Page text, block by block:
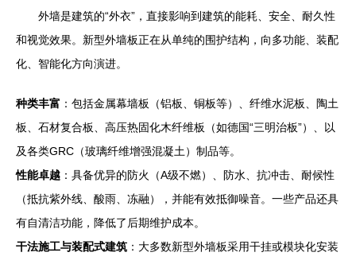
外墙是建筑的“外衣”，直接影响到建筑的能耗、安全、耐久性
和视觉效果。新型外墙板正在从单纯的围护结构，向多功能、装配
化、智能化方向演进。
种类丰富 ：包括金属幕墙板（铝板、铜板等）、纤维水泥板、陶土
板、石材复合板、高压热固化木纤维板（如德国“三明治板”）、以
及各类GRC（玻璃纤维增强混凝土）制品等。
性能卓越 ：具备优异的防火（A级不燃）、防水、抗冲击、耐候性
（抵抗紫外线、酸雨、冻融），并能有效抵御噪音。一些产品还具
有自清洁功能，降低了后期维护成本。
干法施工与装配式建筑 ：大多数新型外墙板采用干挂或模块化安装